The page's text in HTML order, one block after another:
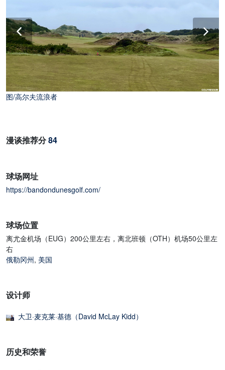
图/高尔夫流浪者
图/高尔夫流浪者
漫谈推荐分84
球场网址
https://bandondunesgolf.com/
球场位置
离尤金机场（EUG）200公里左右，离北班顿（OTH）机场50公里左
右
俄勒冈州, 美国
设计师
大卫·麦克莱·基德（David McLay Kidd）
历史和荣誉